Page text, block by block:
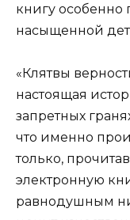
книгу особенно
насыщенной
«Клятвы
настоящая
запретных
что именно
только,
электронную
равнодушным